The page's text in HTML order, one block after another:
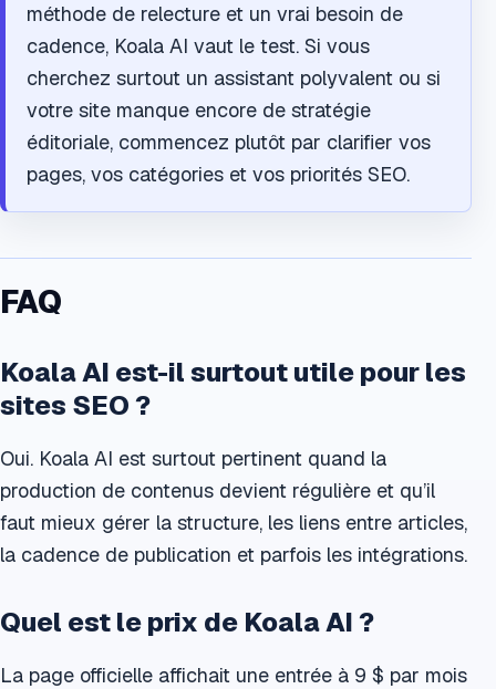
méthode de relecture et un vrai besoin de
cadence, Koala AI vaut le test. Si vous
cherchez surtout un assistant polyvalent ou si
votre site manque encore de stratégie
éditoriale, commencez plutôt par clarifier vos
pages, vos catégories et vos priorités SEO.
FAQ
Koala AI est-il surtout utile pour les
sites SEO ?
Oui. Koala AI est surtout pertinent quand la
production de contenus devient régulière et qu’il
faut mieux gérer la structure, les liens entre articles,
la cadence de publication et parfois les intégrations.
Quel est le prix de Koala AI ?
La page officielle affichait une entrée à 9 $ par mois